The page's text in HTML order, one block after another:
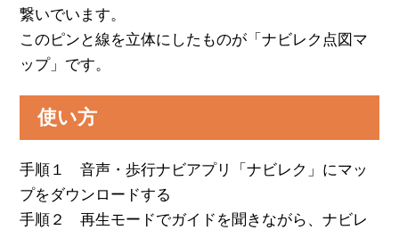
繋いでいます。
このピンと線を立体にしたものが「ナビレク点図マ
ップ」です。
使い方
手順１ 音声・歩行ナビアプリ「ナビレク」にマッ
プをダウンロードする
手順２ 再生モードでガイドを聞きながら、ナビレ